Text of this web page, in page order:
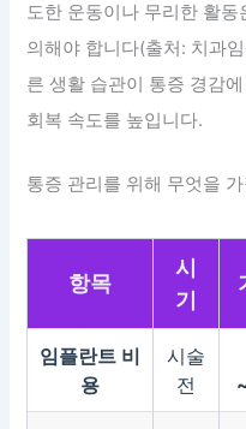
도한 운동이나 무리한 활
의해야 합니다(출처: 치과
른 생활 습관이 통증 경감
회복 속도를 높입니다.
통증 관리를 위해 무엇을
항목
시
기
임플란트 비
용
시술
전